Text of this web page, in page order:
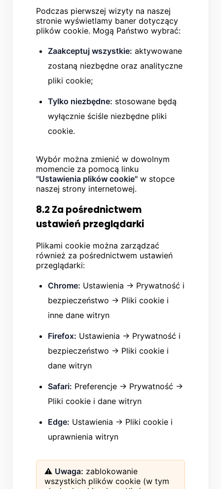
Podczas pierwszej wizyty na naszej
stronie wyświetlamy baner dotyczący
plików cookie. Mogą Państwo wybrać:
Zaakceptuj wszystkie: aktywowane
zostaną niezbędne oraz analityczne
pliki cookie;
Tylko niezbędne: stosowane będą
wyłącznie ściśle niezbędne pliki
cookie.
Wybór można zmienić w dowolnym
momencie za pomocą linku
"Ustawienia plików cookie" w stopce
naszej strony internetowej.
8.2 Za pośrednictwem
ustawień przeglądarki
Plikami cookie można zarządzać
również za pośrednictwem ustawień
przeglądarki:
Chrome: Ustawienia → Prywatność i
bezpieczeństwo → Pliki cookie i
inne dane witryn
Firefox: Ustawienia → Prywatność i
bezpieczeństwo → Pliki cookie i
dane witryn
Safari: Preferencje → Prywatność →
Pliki cookie i dane witryn
Edge: Ustawienia → Pliki cookie i
uprawnienia witryn
⚠️ Uwaga: zablokowanie
wszystkich plików cookie (w tym